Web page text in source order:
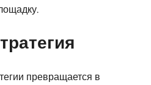
превращается в